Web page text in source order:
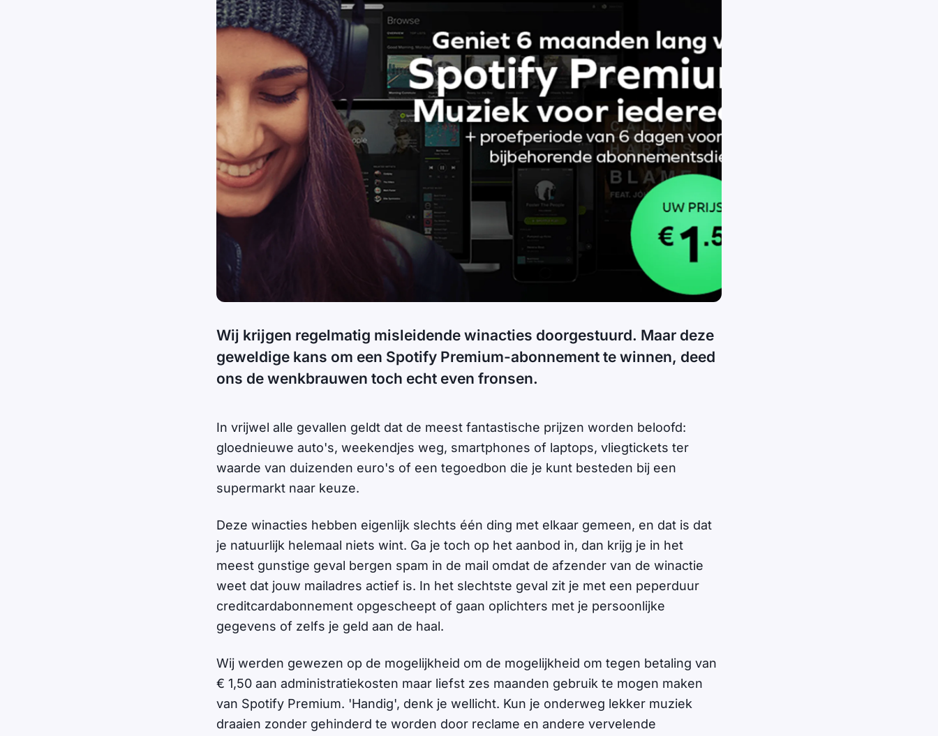
Wij krijgen regelmatig misleidende winacties doorgestuurd. Maar deze
geweldige kans om een Spotify Premium-abonnement te winnen, deed
ons de wenkbrauwen toch echt even fronsen.
In vrijwel alle gevallen geldt dat de meest fantastische prijzen worden beloofd:
gloednieuwe auto's, weekendjes weg, smartphones of laptops, vliegtickets ter
waarde van duizenden euro's of een tegoedbon die je kunt besteden bij een
supermarkt naar keuze.
Deze winacties hebben eigenlijk slechts één ding met elkaar gemeen, en dat is dat
je natuurlijk helemaal niets wint. Ga je toch op het aanbod in, dan krijg je in het
meest gunstige geval bergen spam in de mail omdat de afzender van de winactie
weet dat jouw mailadres actief is. In het slechtste geval zit je met een peperduur
creditcardabonnement opgescheept of gaan oplichters met je persoonlijke
gegevens of zelfs je geld aan de haal.
Wij werden gewezen op de mogelijkheid om de mogelijkheid om tegen betaling van
€ 1,50 aan administratiekosten maar liefst zes maanden gebruik te mogen maken
van Spotify Premium. 'Handig', denk je wellicht. Kun je onderweg lekker muziek
draaien zonder gehinderd te worden door reclame en andere vervelende